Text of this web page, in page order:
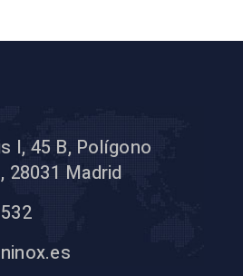
I, 45 B, Polígono
28031 Madrid